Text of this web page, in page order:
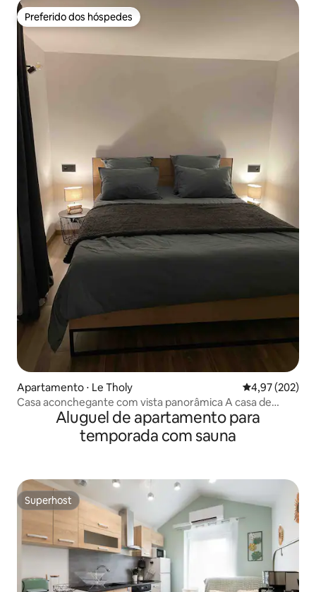
Preferido dos hóspedes
Preferido dos hóspedes
Apartamento ⋅ Le Tholy 4,97 de uma
4,97 (202)
Casa aconchegante com vista panorâmica A casa de
BouvacôteAluguel de apartamento para
temporada com sauna
Superhost
Superhost